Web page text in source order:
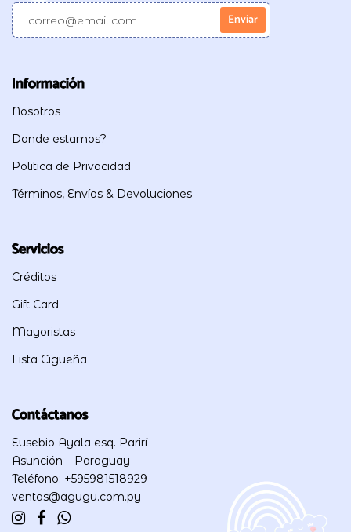
Información
Nosotros
Donde estamos?
Politica de Privacidad
Términos, Envíos & Devoluciones
Servicios
Créditos
Gift Card
Mayoristas
Lista Cigueña
Contáctanos
Eusebio Ayala esq. Parirí
Asunción – Paraguay
Teléfono: +595981518929
ventas@agugu.com.py